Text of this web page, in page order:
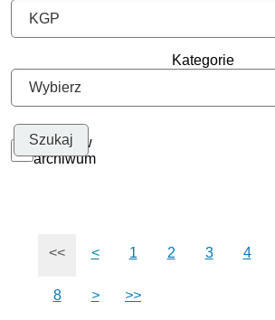
Kategorie
Szukaj w
archiwum
<< < 1 2 3 4
8 > >>